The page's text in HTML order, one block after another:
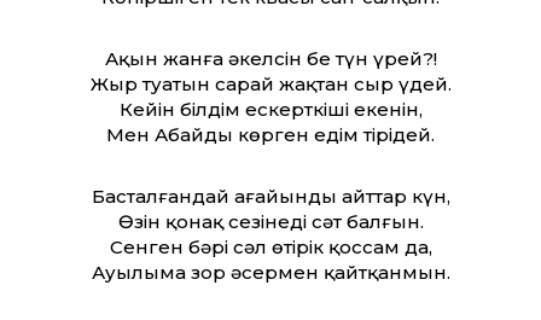
Ақын жанға әкелсін бе түн үрей?!
Жыр туатын сарай жақтан сыр үдей.
Кейін білдім ескерткіші екенін,
Мен Абайды көрген едім тірідей.
Басталғандай ағайынды айттар күн,
Өзін қонақ сезінеді сәт балғын.
Сенген бәрі сәл өтірік қоссам да,
Ауылыма зор әсермен қайтқанмын.